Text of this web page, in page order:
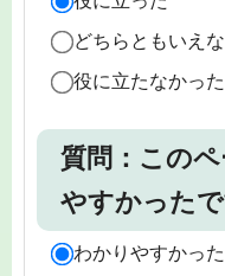
どちらともいえ
役に立たなかった
質問：この
やすかった
わかりやすかった